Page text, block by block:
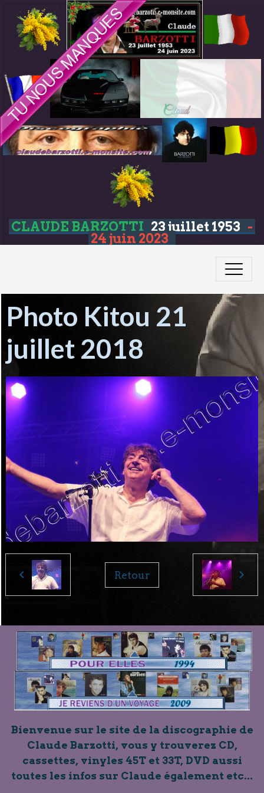
CLAUDE BARZOTTI 23 juillet 1953 -
24 juin 2023
Photo Kitou 21
juillet 2018
Retour
Bienvenue sur le site de la discographie de
Claude Barzotti, vous y trouverez CD,
cassettes, vinyles 45T et 33T, DVD aussi
toutes les infos sur Claude également etc...